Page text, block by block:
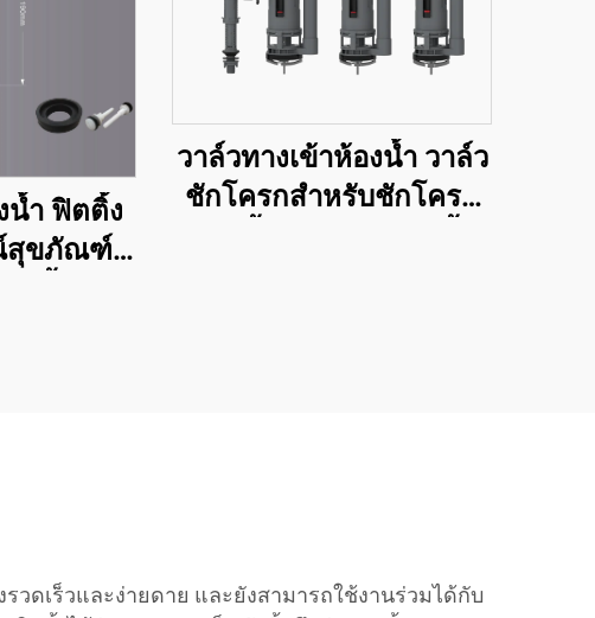
น้ำ ฟิตติ้ง
สุขภัณฑ์
วาล์วทางเข้าห้องน้ำ วาล์ว
ชักโครกสำหรับชักโครก
ดเร็วและง่ายดาย และยังสามารถใช้งานร่วมได้กับ